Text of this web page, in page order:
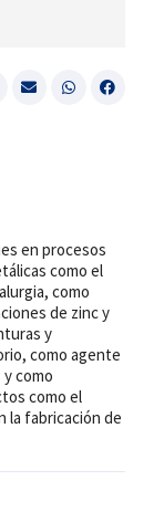
en procesos
como el
como
de zinc y
y
como agente
como
como el
la fabricación de